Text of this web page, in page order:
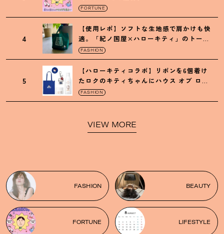
FORTUNE
4
【使用レポ】ソフトな生地感で肩かけも快
適。「紀ノ国屋×ハローキティ」のトート
がガシガシ使えて最高です
FASHION
5
【ハローキティコラボ】リボンを6個着け
たロクのキティちゃんにハウス オブ ロー
ゼの限定パケも
FASHION
VIEW MORE
FASHION BEAUTY
FORTUNE LIFESTYLE